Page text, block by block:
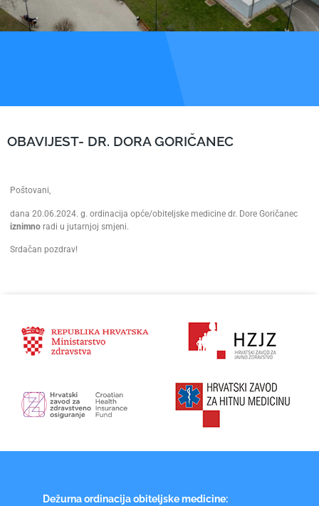
OBAVIJEST- DR. DORA GORIČANEC
Poštovani,
dana 20.06.2024. g. ordinacija opće/obiteljske medicine dr. Dore Goričanec
iznimno radi u jutarnjoj smjeni.
Srdačan pozdrav!
Dežurna ordinacija obiteljske medicine: